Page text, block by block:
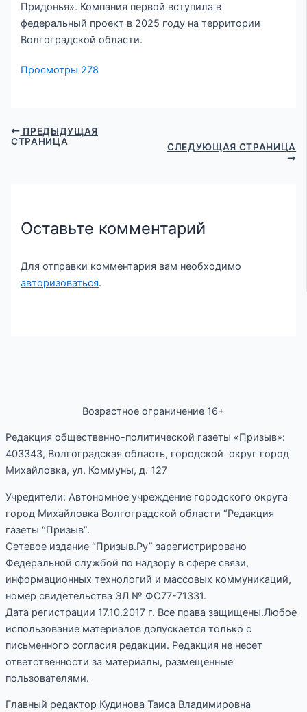
Придонья». Компания первой вступила в
федеральный проект в 2025 году на территории
Волгоградской области.
Просмотры 278
ПРЕДЫДУЩАЯ
СТРАНИЦА
СЛЕДУЮЩАЯ СТРАНИЦА
Оставьте комментарий
Для отправки комментария вам необходимо
авторизоваться.
Возрастное ограничение 16+
Редакция общественно-политической газеты «Призыв»:
403343, Волгоградская область, городской округ город
Михайловка, ул. Коммуны, д. 127
Учредители: Автономное учреждение городского округа
город Михайловка Волгоградской области “Редакция
газеты “Призыв”.
Сетевое издание “Призыв.Ру” зарегистрировано
Федеральной службой по надзору в сфере связи,
информационных технологий и массовых коммуникаций,
номер свидетельства ЭЛ № ФС77-71331.
Дата регистрации 17.10.2017 г. Все права защищены.Любое
использование материалов допускается только с
письменного согласия редакции. Редакция не несет
ответственности за материалы, размещенные
пользователями.
Главный редактор Кудинова Таиса Владимировна